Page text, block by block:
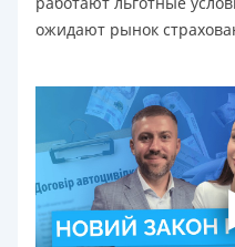
ожидают рынок